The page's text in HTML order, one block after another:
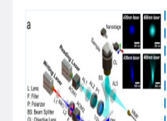
性识别病原菌果胶多聚半乳